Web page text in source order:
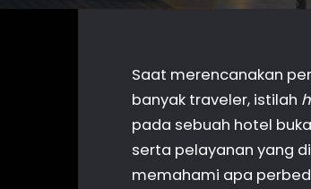
Saat merencanakan
banyak traveler, istilah
pada sebuah hotel
serta pelayanan yang
memahami apa